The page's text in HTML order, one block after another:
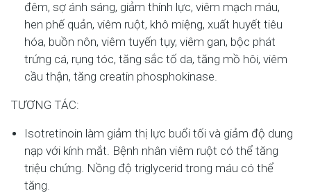
đêm, sợ ánh sáng, giảm thính lực, viêm mạch máu,
hen phế quản, viêm ruột, khô miệng, xuất huyết tiêu
hóa, buồn nôn, viêm tuyến tụy, viêm gan, bộc phát
trứng cá, rụng tóc, tăng sắc tố da, tăng mồ hôi, viêm
cầu thận, tăng creatin phosphokinase.
TƯƠNG TÁC:
Isotretinoin làm giảm thị lực buổi tối và giảm độ dung
nạp với kính mắt. Bệnh nhân viêm ruột có thể tăng
triệu chứng. Nồng độ triglycerid trong máu có thể
tăng.